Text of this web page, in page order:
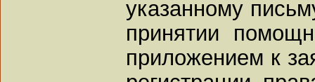
указанному
принятии
приложением к